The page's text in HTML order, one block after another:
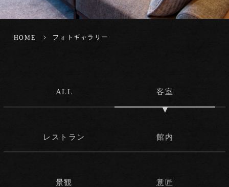
HOME フォトギャラリー
ALL 客室
レストラン 館内
景観 意匠